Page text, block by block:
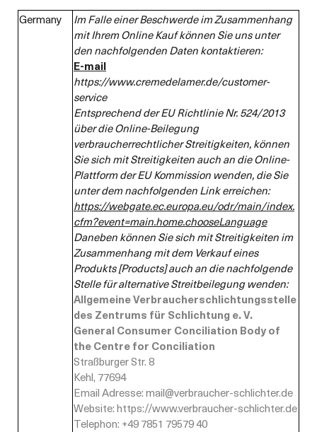
Germany
Im Falle einer Beschwerde im Zusammenhang
mit Ihrem Online Kauf können Sie uns unter
den nachfolgenden Daten kontaktieren:
E-mail
https://www.cremedelamer.de/customer-
service
Entsprechend der EU Richtlinie Nr. 524/2013
über die Online-Beilegung
verbraucherrechtlicher Streitigkeiten, können
Sie sich mit Streitigkeiten auch an die Online-
Plattform der EU Kommission wenden, die Sie
unter dem nachfolgenden Link erreichen:
https://webgate.ec.europa.eu/odr/main/index.
cfm?event=main.home.chooseLanguage
Daneben können Sie sich mit Streitigkeiten im
Zusammenhang mit dem Verkauf eines
Produkts [Products] auch an die nachfolgende
Stelle für alternative Streitbeilegung wenden:
Allgemeine Verbraucherschlichtungsstelle
des Zentrums für Schlichtung e. V.
General Consumer Conciliation Body of
the Centre for Conciliation
Straßburger Str. 8
Kehl, 77694
Email Adresse: mail@verbraucher-schlichter.de
Website: https://www.verbraucher-schlichter.de
Telephon: +49 7851 79579 40